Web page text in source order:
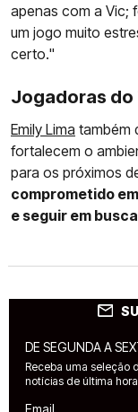
apenas com a Vic;
um jogo muito
certo."
Jogadoras do
Emily Lima também
fortalecem o
para os próximos
comprometido
e seguir em
DE SEGUNDA A
Receba uma seleção
notícias de última
Email